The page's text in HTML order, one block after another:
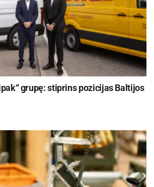
grupę: stiprins pozicijas Baltijos